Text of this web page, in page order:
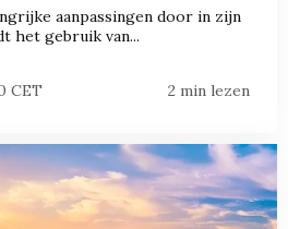
aanpassingen door in zijn
het gebruik van...
CET 2 min lezen